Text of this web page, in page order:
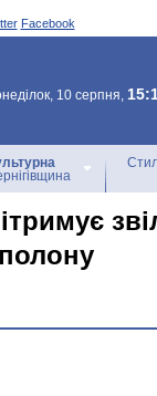
Facebook
10 серпня,